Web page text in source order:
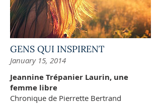
GENS QUI INSPIRENT
January 15, 2014
Jeannine Trépanier Laurin, une
femme libre
Chronique de Pierrette Bertrand